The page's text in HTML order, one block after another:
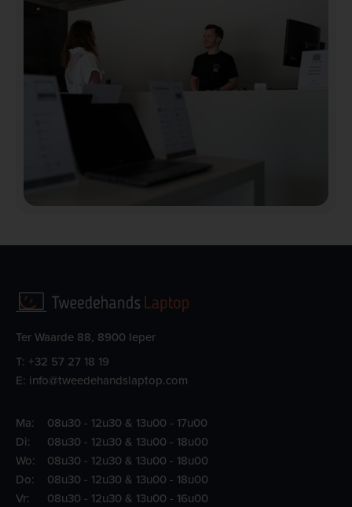
Ter Waarde 88, 8900 Ieper
T: +32 57 27 18 19
E: info@tweedehandslaptop.com
Ma:
08u30 - 12u30 & 13u00 - 17u00
Di:
08u30 - 12u30 & 13u00 - 18u00
Wo:
08u30 - 12u30 & 13u00 - 18u00
Do:
08u30 - 12u30 & 13u00 - 18u00
Vr:
08u30 - 12u30 & 13u00 - 16u00